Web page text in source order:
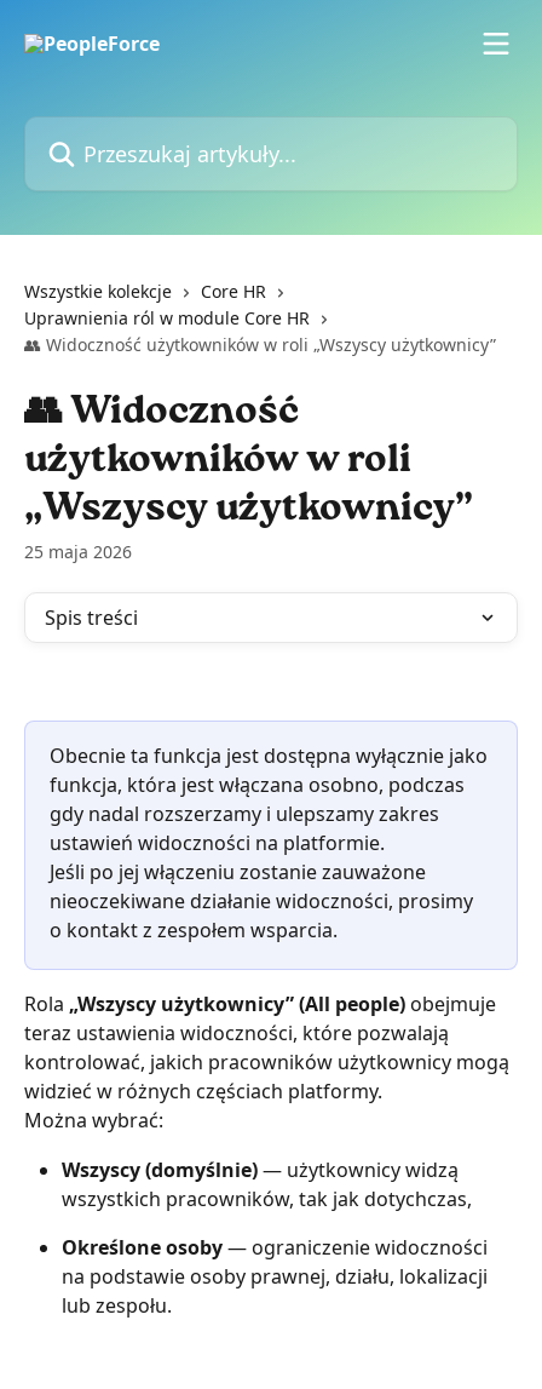
Przeszukaj artykuły...
Wszystkie kolekcje
Core HR
Uprawnienia ról w module Core HR
👥 Widoczność użytkowników w roli „Wszyscy użytkownicy”
👥 Widoczność
użytkowników w roli
„Wszyscy użytkownicy”
25 maja 2026
Spis treści
Obecnie ta funkcja jest dostępna wyłącznie jako
funkcja, która jest włączana osobno, podczas
gdy nadal rozszerzamy i ulepszamy zakres
ustawień widoczności na platformie.
Jeśli po jej włączeniu zostanie zauważone
nieoczekiwane działanie widoczności, prosimy
o kontakt z zespołem wsparcia.
Rola „Wszyscy użytkownicy” (All people) obejmuje
teraz ustawienia widoczności, które pozwalają
kontrolować, jakich pracowników użytkownicy mogą
widzieć w różnych częściach platformy.
Można wybrać:
Wszyscy (domyślnie) — użytkownicy widzą
wszystkich pracowników, tak jak dotychczas,
Określone osoby — ograniczenie widoczności
na podstawie osoby prawnej, działu, lokalizacji
lub zespołu.